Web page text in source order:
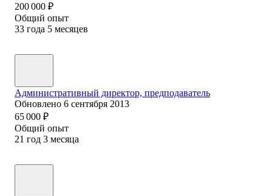
200 000 ₽
Общий опыт
33 года 5 месяцев
Административный директор, предподаватель
Обновлено 6 сентября 2013
65 000 ₽
Общий опыт
21 год 3 месяца